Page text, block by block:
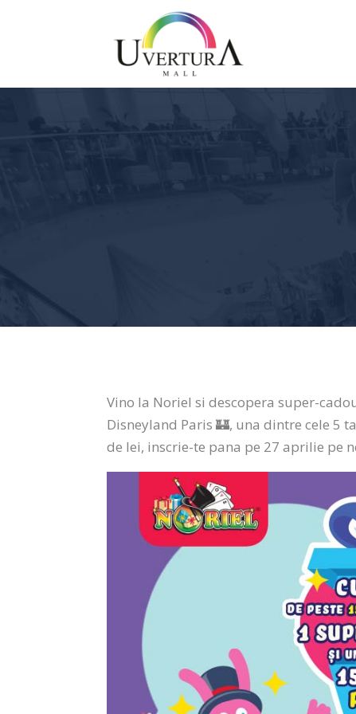
Vino la Noriel si descopera super-
Disneyland Paris 🏰, una dintre cele 5
de lei, inscrie-te pana pe 27 aprilie pe